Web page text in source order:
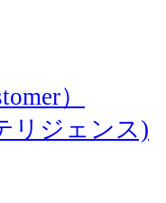
）
リジェンス)